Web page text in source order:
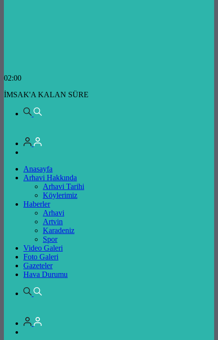
02:00
İMSAK'A KALAN SÜRE
Anasayfa
Arhavi Hakkında
Arhavi Tarihi
Köylerimiz
Haberler
Arhavi
Artvin
Karadeniz
Spor
Video Galeri
Foto Galeri
Gazeteler
Hava Durumu